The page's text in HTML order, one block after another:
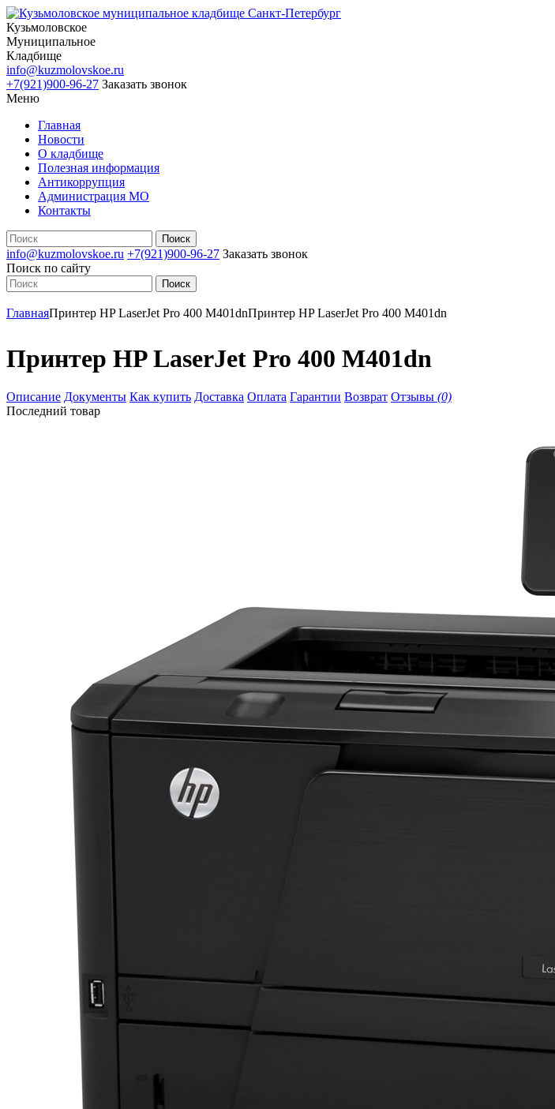
Кузьмоловское
Муниципальное
Кладбище
info@kuzmolovskoe.ru
+7(921)900-96-27 Заказать звонок
Меню
Главная
Новости
О кладбище
Полезная информация
Антикоррупция
Администрация МО
Контакты
info@kuzmolovskoe.ru +7(921)900-96-27 Заказать звонок
Поиск по сайту
ГлавнаяПринтер HP LaserJet Pro 400 M401dnПринтер HP LaserJet Pro 400 M401dn
Принтер HP LaserJet Pro 400 M401dn
Описание Документы Как купить Доставка Оплата Гарантии Возврат Отзывы (0)
Последний товар